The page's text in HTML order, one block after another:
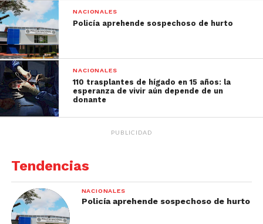
NACIONALES
Policía aprehende sospechoso de hurto
NACIONALES
110 trasplantes de hígado en 15 años: la
esperanza de vivir aún depende de un
donante
PUBLICIDAD
Tendencias
NACIONALES
Policía aprehende sospechoso de hurto